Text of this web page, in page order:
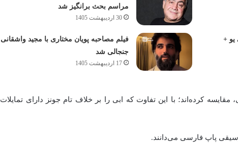
مراسم بحث برانگیز شد
30 اردیبهشت 1405
+
فیلم مصاحبه پویان مختاری با مجید واشقانی
جنجالی شد
17 اردیبهشت 1405
مقایسه کرده‌اند؛ با این تفاوت که ابی را بر خلاف تام جونز دارای تمایلات
پاپ فارسی می‌دانند.